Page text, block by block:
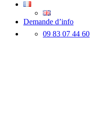
Demande d’info
09 83 07 44 60